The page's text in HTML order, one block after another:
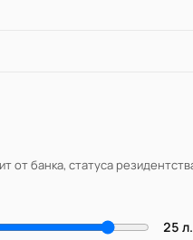
от банка, статуса
25 л.